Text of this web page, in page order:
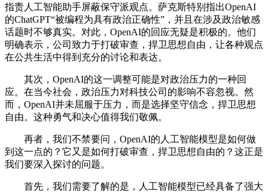
指责人工智能助手屏蔽保守派观点。萨克斯特别指出OpenAI
的ChatGPT“被编程为具有政治正确性”，并且在涉及政治敏感
话题时不够真实。对此，OpenAI的回应无疑是积极的。他们
明确表示，公司致力于打破审查，捍卫思想自由，让各种观点
在公共生活中得到充分的讨论和表达。
其次，OpenAI的这一调整可能是对政治压力的一种回
应。在当今社会，政治压力对科技公司的影响不容忽视。然
而，OpenAI并未屈服于压力，而是选择坚守信念，捍卫思想
自由。这种勇气和决心值得我们敬佩。
再者，我们不禁要问，OpenAI的人工智能模型是如何做
到这一点的？它又是如何打破审查，捍卫思想自由的？这正是
我们要深入探讨的问题。
首先，我们需要了解的是，人工智能模型已经具备了强大